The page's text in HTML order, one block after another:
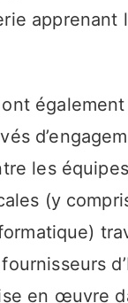
apprenant
les équipes
(y
en œuvre